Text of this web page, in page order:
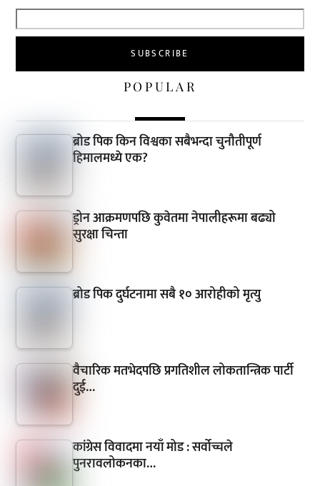
POPULAR
ब्रोड पिक किन विश्वका सबैभन्दा चुनौतीपूर्ण
हिमालमध्ये एक?
ड्रोन आक्रमणपछि कुवेतमा नेपालीहरूमा बढ्यो
सुरक्षा चिन्ता
ब्रोड पिक दुर्घटनामा सबै १० आरोहीको मृत्यु
वैचारिक मतभेदपछि प्रगतिशील लोकतान्त्रिक पार्टी
दुई…
कांग्रेस विवादमा नयाँ मोड : सर्वोच्चले
पुनरावलोकनका…